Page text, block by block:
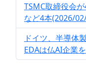
TSMC取締役会
など4本(2026/
ドイツ、半導体
EDAは仏AI企業